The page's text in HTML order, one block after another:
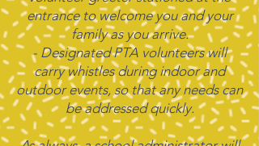
entrance to welcome you and your
family as you arrive.
- Designated PTA volunteers will
carry whistles during indoor and
outdoor events, so that any needs can
be addressed quickly.